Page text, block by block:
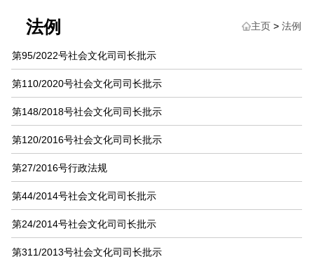
法例 主页 >法例
第95/2022号社会文化司司长批示
第110/2020号社会文化司司长批示
第148/2018号社会文化司司长批示
第120/2016号社会文化司司长批示
第27/2016号行政法规
第44/2014号社会文化司司长批示
第24/2014号社会文化司司长批示
第311/2013号社会文化司司长批示